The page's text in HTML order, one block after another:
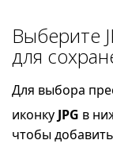
Выберите
для
Для выбора
иконку JPG в
чтобы